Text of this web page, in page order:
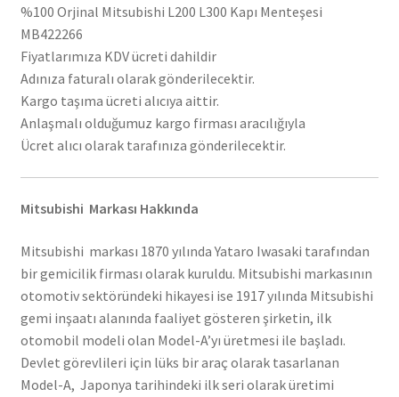
%100 Orjinal Mitsubishi L200 L300 Kapı Menteşesi
MB422266
Fiyatlarımıza KDV ücreti dahildir
Adınıza faturalı olarak gönderilecektir.
Kargo taşıma ücreti alıcıya aittir.
Anlaşmalı olduğumuz kargo firması aracılığıyla
Ücret alıcı olarak tarafınıza gönderilecektir.
Mitsubishi Markası Hakkında
Mitsubishi markası 1870 yılında Yataro Iwasaki tarafından
bir gemicilik firması olarak kuruldu. Mitsubishi markasının
otomotiv sektöründeki hikayesi ise 1917 yılında Mitsubishi
gemi inşaatı alanında faaliyet gösteren şirketin, ilk
otomobil modeli olan Model-A’yı üretmesi ile başladı.
Devlet görevlileri için lüks bir araç olarak tasarlanan
Model-A, Japonya tarihindeki ilk seri olarak üretimi